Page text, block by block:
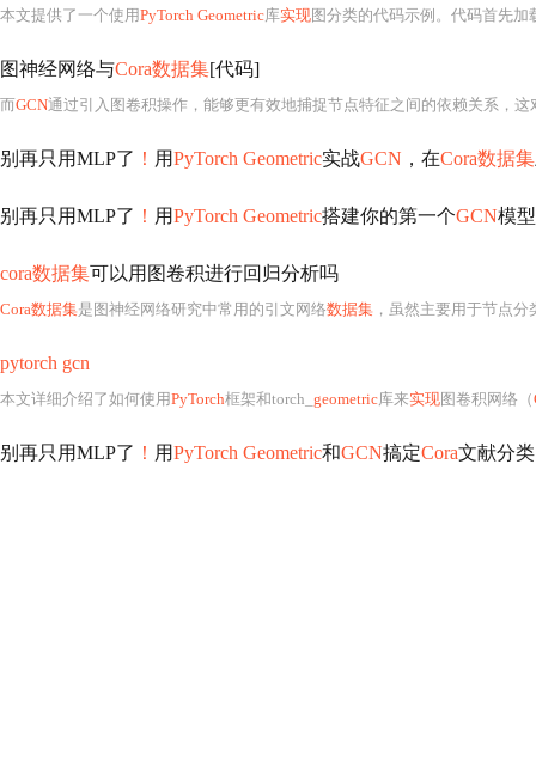
本文提供了一个使用PyTorch Geometric库实现图分类的代码示例。代码首先加
图神经网络与Cora数据集[代码]
而GCN通过引入图卷积操作，能够更有效地捕捉节点特征之间的依赖关系，这对
别再只用MLP了 ！ 用PyTorch Geometric实战GCN ，在Cora数据集
别再只用MLP了 ！ 用PyTorch Geometric搭建你的第一个GCN模
cora数据集可以用图卷积进行回归分析吗
Cora数据集是图神经网络研究中常用的引文网络数据集 ，虽然主要用于节点分类
pytorch gcn
本文详细介绍了如何使用PyTorch框架和torch_ geometric库来实现图卷积网络（
别再只用MLP了 ！ 用PyTorch Geometric和GCN搞定Cora文献分